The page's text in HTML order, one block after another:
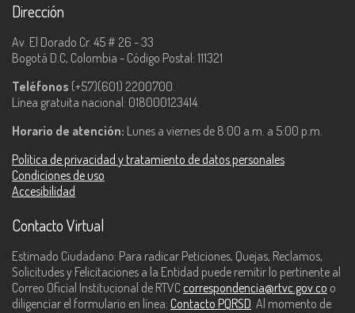
Dirección
Av. El Dorado Cr. 45 # 26 - 33
Bogotá D.C, Colombia - Código Postal: 111321
Teléfonos (+57)(601) 2200700.
Línea gratuita nacional: 018000123414.
Horario de atención: Lunes a viernes de 8:00 a.m. a 5:00 p.m.
Política de privacidad y tratamiento de datos personales
Condiciones de uso
Accesibilidad
Contacto Virtual
Estimado Ciudadano: Para radicar Peticiones, Quejas, Reclamos,
Solicitudes y Felicitaciones a la Entidad puede remitir lo pertinente al
Correo Oficial Institucional de RTVC correspondencia@rtvc.gov.co o
diligenciar el formulario en línea: Contacto PQRSD. Al momento de